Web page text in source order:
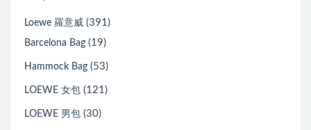
Loewe 羅意威 (391)
Barcelona Bag (19)
Hammock Bag (53)
LOEWE 女包 (121)
LOEWE 男包 (30)